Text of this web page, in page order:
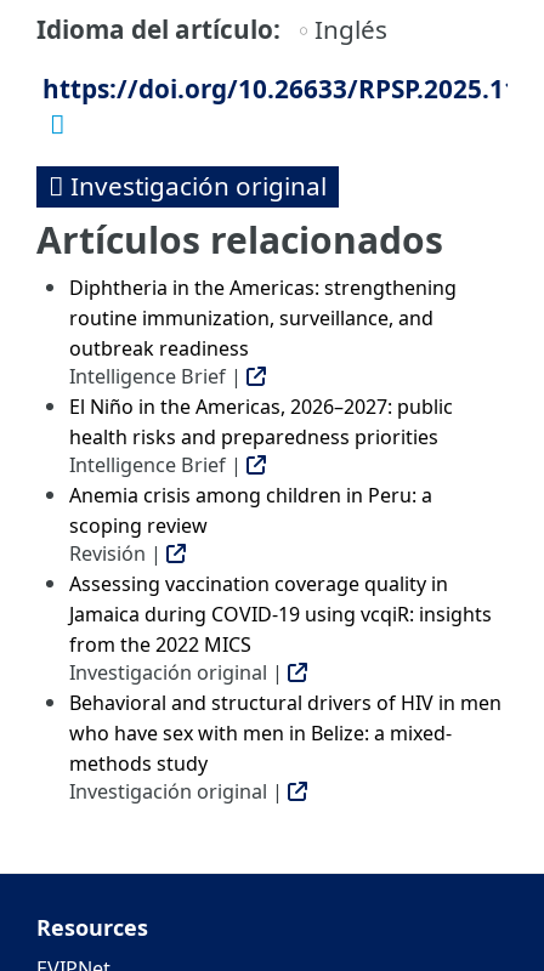
Idioma del artículo
Inglés
https://doi.org/10.26633/RPSP.2025.117
Investigación original
Artículos relacionados
Diphtheria in the Americas: strengthening
routine immunization, surveillance, and
outbreak readiness
Intelligence Brief |
El Niño in the Americas, 2026–2027: public
health risks and preparedness priorities
Intelligence Brief |
Anemia crisis among children in Peru: a
scoping review
Revisión |
Assessing vaccination coverage quality in
Jamaica during COVID-19 using vcqiR: insights
from the 2022 MICS
Investigación original |
Behavioral and structural drivers of HIV in men
who have sex with men in Belize: a mixed-
methods study
Investigación original |
Resources